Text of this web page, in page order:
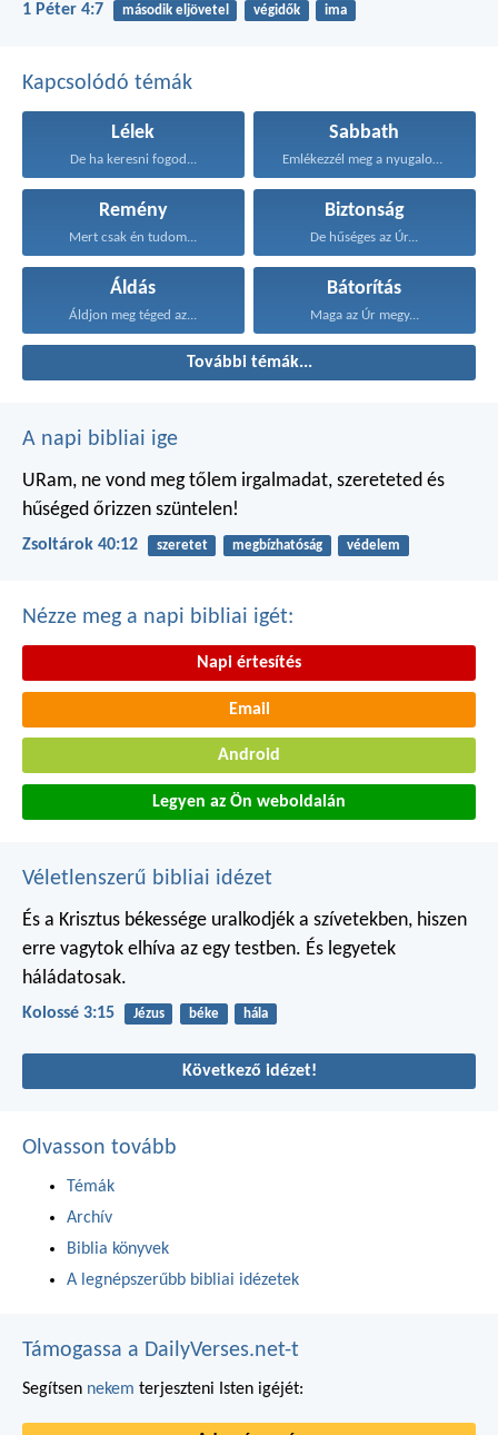
1 Péter 4:7 második eljövetel végidők ima
Kapcsolódó témák
Lélek
De ha keresni fogod...
Sabbath
Emlékezzél meg a nyugalom...
Remény
Mert csak én tudom...
Biztonság
De hűséges az Úr...
Áldás
Áldjon meg téged az...
Bátorítás
Maga az Úr megy...
További témák...
A napi bibliai ige
URam, ne vond meg tőlem irgalmadat, szereteted és
hűséged őrizzen szüntelen!
Zsoltárok 40:12 szeretet megbízhatóság védelem
Nézze meg a napi bibliai igét:
Napi értesítés
Email
Android
Legyen az Ön weboldalán
Véletlenszerű bibliai idézet
És a Krisztus békessége uralkodjék a szívetekben, hiszen
erre vagytok elhíva az egy testben. És legyetek
háládatosak.
Kolossé 3:15 Jézus béke hála
Következő idézet!
Olvasson tovább
Témák
Archív
Biblia könyvek
A legnépszerűbb bibliai idézetek
Támogassa a DailyVerses.net-t
Segítsen nekem terjeszteni Isten igéjét: